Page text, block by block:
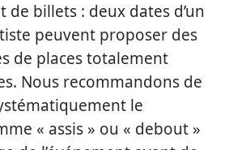
de billets : deux dates d’un
peuvent proposer des
de places totalement
Nous recommandons de
le
« assis » ou « debout »